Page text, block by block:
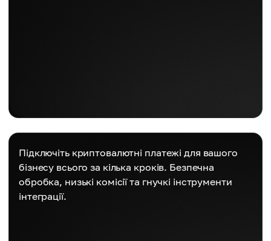
Підключіть криптовалютні платежі для вашого
бізнесу всього за кілька кроків. Безпечна
обробка, низькі комісії та гнучкі інструменти
інтеграції.